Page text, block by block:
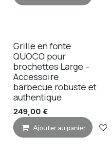
Grille en fonte
QUOCO pour
brochettes Large –
Accessoire
barbecue robuste et
authentique
249,00 €
Ajouter au panier